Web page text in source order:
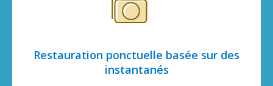
Restauration ponctuelle basée sur des
instantanés